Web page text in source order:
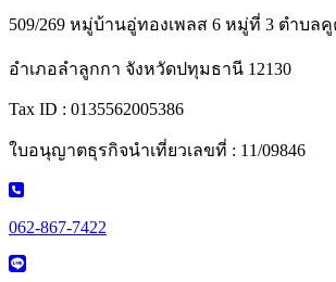
509/269 หมู่บ้านอู่ทองเพลส 6 หมู่ที่ 3 ตำบล
อำเภอลำลูกกา จังหวัดปทุมธานี 12130
Tax ID : 0135562005386
ใบอนุญาตธุรกิจนำเที่ยวเลขที่ : 11/09846
062-867-7422